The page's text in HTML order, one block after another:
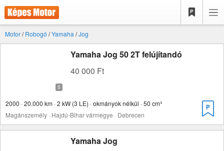
Motor/Robogó /Yamaha /Jog
Yamaha Jog 50 2T felújítandó
40 000 Ft
2000 · 20.000 km · 2 kW (3 LE) · okmányok nélkül · 50 cm³
Magánszemély · Hajdú-Bihar vármegye · Debrecen
Yamaha Jog